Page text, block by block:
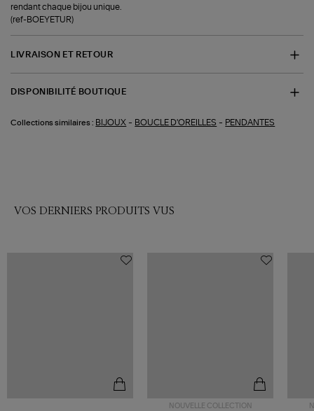
rendant chaque bijou unique.
(ref-BOEYETUR)
LIVRAISON ET RETOUR
DISPONIBILITÉ BOUTIQUE
Collections similaires : BIJOUX - BOUCLE D'OREILLES - PENDANTES
VOS DERNIERS PRODUITS VUS
NOUVELLE COLLECTION